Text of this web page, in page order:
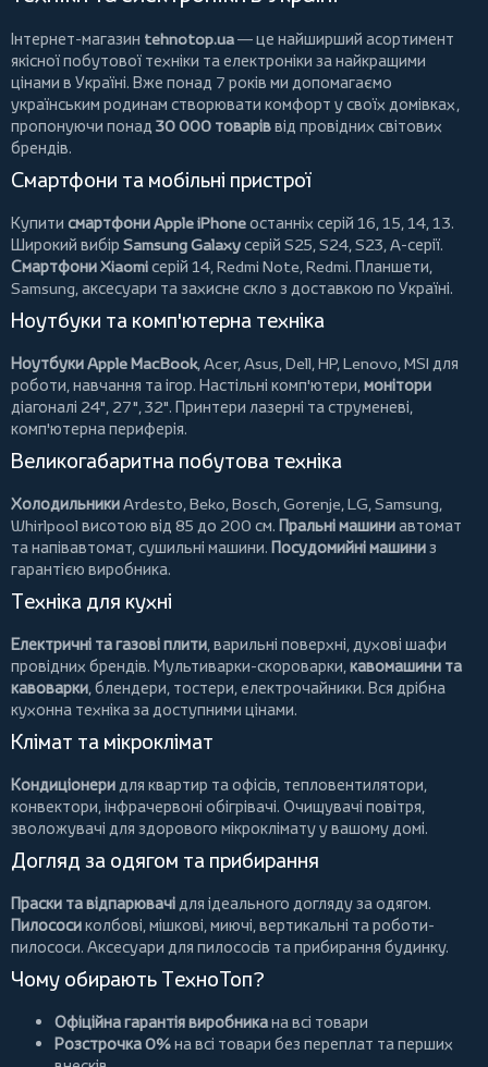
Інтернет-магазин tehnotop.ua— це найширший асортимент
якісної побутової техніки та електроніки за найкращими
цінами в Україні. Вже понад 7 років ми допомагаємо
українським родинам створювати комфорт у своїх домівках,
пропонуючи понад 30 000 товаріввід провідних світових
брендів.
Смартфони та мобільні пристрої
Купити смартфони Apple iPhoneостанніх серій 16, 15, 14, 13.
Широкий вибір Samsung Galaxyсерій S25, S24, S23, A-серії.
Смартфони Xiaomiсерій 14, Redmi Note, Redmi. Планшети,
Samsung, аксесуари тазахисне скло з доставкою по Україні.
Ноутбуки та комп'ютерна техніка
Ноутбуки Apple MacBook, Acer, Asus, Dell, HP, Lenovo, MSI для
роботи, навчання та ігор. Настільні комп'ютери, монітори
діагоналі 24", 27", 32". Принтери лазерні та струменеві,
комп'ютерна периферія.
Великогабаритна побутова техніка
ХолодильникиArdesto, Beko, Bosch, Gorenje, LG, Samsung,
Whirlpool висотою від 85 до 200 см. Пральні машиниавтомат
та напівавтомат, сушильні машини. Посудомийні машиниз
гарантією виробника.
Техніка для кухні
Електричні та газові плити, варильні поверхні, духові шафи
провідних брендів. Мультиварки-скороварки, кавомашини та
кавоварки, блендери, тостери, електрочайники. Вся дрібна
кухонна техніка за доступними цінами.
Клімат та мікроклімат
Кондиціонери для квартир та офісів, тепловентилятори,
конвектори, інфрачервоні обігрівачі. Очищувачі повітря,
зволожувачі для здорового мікроклімату у вашому домі.
Догляд за одягом та прибирання
Праски та відпарювачі для ідеального догляду за одягом.
Пилососиколбові, мішкові, миючі, вертикальні тароботи-
пилососи. Аксесуари для пилососів та прибирання будинку.
Чому обирають ТехноТоп?
Офіційна гарантія виробникана всі товари
Розстрочка 0%на всі товари без переплат та перших